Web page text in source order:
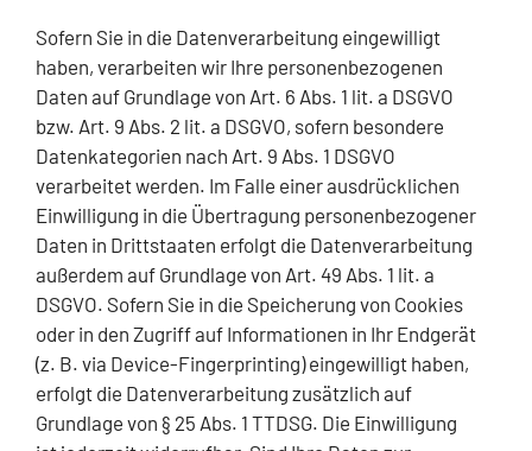
Sofern Sie in die Datenverarbeitung eingewilligt
haben, verarbeiten wir Ihre personenbezogenen
Daten auf Grundlage von Art. 6 Abs. 1 lit. a DSGVO
bzw. Art. 9 Abs. 2 lit. a DSGVO, sofern besondere
Datenkategorien nach Art. 9 Abs. 1 DSGVO
verarbeitet werden. Im Falle einer ausdrücklichen
Einwilligung in die Übertragung personenbezogener
Daten in Drittstaaten erfolgt die Datenverarbeitung
außerdem auf Grundlage von Art. 49 Abs. 1 lit. a
DSGVO. Sofern Sie in die Speicherung von Cookies
oder in den Zugriff auf Informationen in Ihr Endgerät
(z. B. via Device-Fingerprinting) eingewilligt haben,
erfolgt die Datenverarbeitung zusätzlich auf
Grundlage von § 25 Abs. 1 TTDSG. Die Einwilligung